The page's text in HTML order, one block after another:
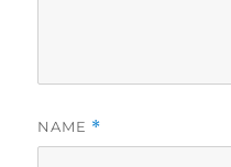
NAME *